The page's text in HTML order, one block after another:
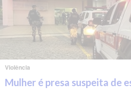
Violência
Mulher é presa suspeita de